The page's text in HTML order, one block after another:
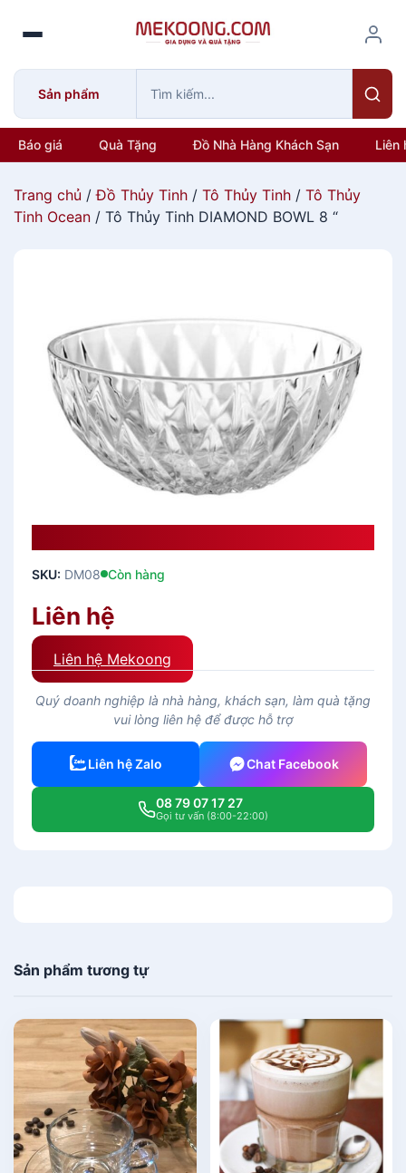
o
Sản phẩm
Báo giá Quà Tặng Đồ Nhà Hàng Khách Sạn Liên
Trang chủ /Đồ Thủy Tinh / Tô Thủy Tinh / Tô Thủy
Tinh Ocean / Tô Thủy Tinh DIAMOND BOWL 8 “
SKU: DM08 Còn hàng
Liên hệ
Liên hệ Mekoong
Quý doanh nghiệp là nhà hàng, khách sạn, làm quà tặng
vui lòng liên hệ để được hỗ trợ
Liên hệ Zalo Chat Facebook
08 79 07 17 27
Gọi tư vấn (8:00-22:00)
Sản phẩm tương tự